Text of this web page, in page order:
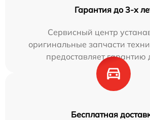
Гарантия до 3-х
Сервисный центр
оригинальные запчасти
предоставляет гарантию
Бесплатная